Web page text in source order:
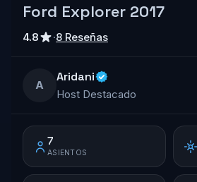
Ford Explorer 2017
4.8 ·8 Reseñas
A
Aridani
Host Destacado
7
ASIENTOS